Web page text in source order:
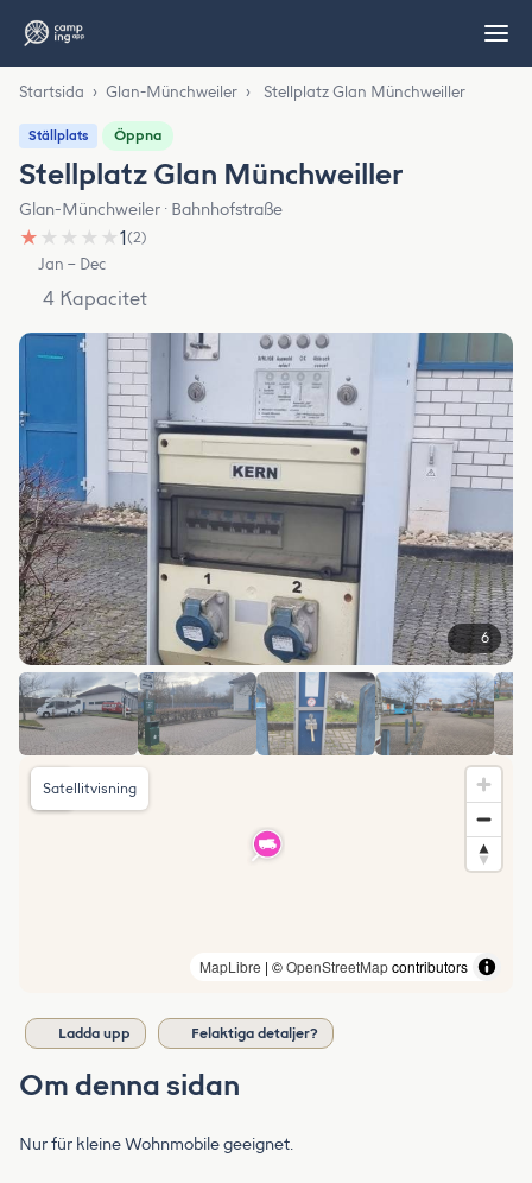
Startsida › Glan-Münchweiler › Stellplatz Glan Münchweiller
Ställplats Öppna
Stellplatz Glan Münchweiller
Glan-Münchweiler · Bahnhofstraße
★ ★ ★ ★ ★1(2)
Jan – Dec
4 Kapacitet
6
MapLibre | ©OpenStreetMapcontributors
Satellitvisning
Ladda upp Felaktiga detaljer?
Om denna sidan
Nur für kleine Wohnmobile geeignet.